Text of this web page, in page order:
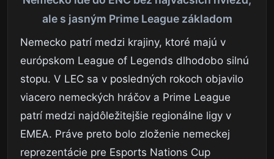
ale s jasným Prime League základom
Nemecko patrí medzi krajiny, ktoré majú v
európskom League of Legends dlhodobo silnú
stopu. V LEC sa v posledných rokoch objavilo
viacero nemeckých hráčov a Prime League
patrí medzi najdôležitejšie regionálne ligy v
EMEA. Práve preto bolo zloženie nemeckej
reprezentácie pre Esports Nations Cup